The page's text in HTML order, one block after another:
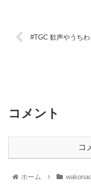
#TGC 歓声やうち
コメント
コ
ホーム